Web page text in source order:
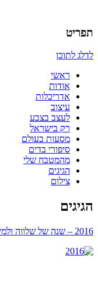
כמו אויר
אדריכלית
תפריט
לדלג לתוכן
ראשי
אודות
אדריכלות
עיצוב
לעצב בצבע
רק בישראל
מסעות בעולם
סיפורי בדים
מהמטבח שלי
הגיגים
צילום
הגיגים
2016 – שנה של שלווה ולמידה